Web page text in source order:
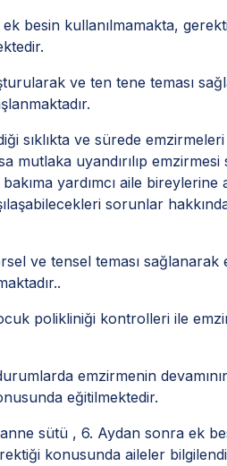
besin kullanılmamakta,
ve ten tene teması
sıklıkta ve sürede
mutlaka uyandırılıp emzirmesi
yardımcı aile
sorunlar
ve tensel teması sağlanarak
polikliniği kontrolleri ile
emzirmenin
eğitilmektedir.
sütü , 6. Aydan sonra ek
konusunda aileler